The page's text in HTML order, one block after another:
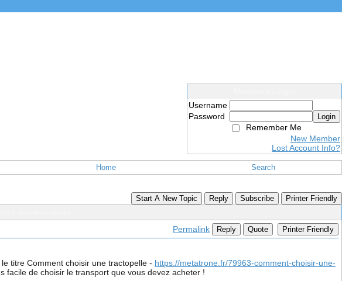
Username
Password
Login
Remember Me
New Member
Lost Account Info?
Home Search
Start A New Topic Reply Subscribe Printer Friendly
Permalink Reply Quote Printer Friendly
titre Comment choisir une tractopelle - https://metatrone.fr/79963-comment-choisir-une-
facile de choisir le transport que vous devez acheter !